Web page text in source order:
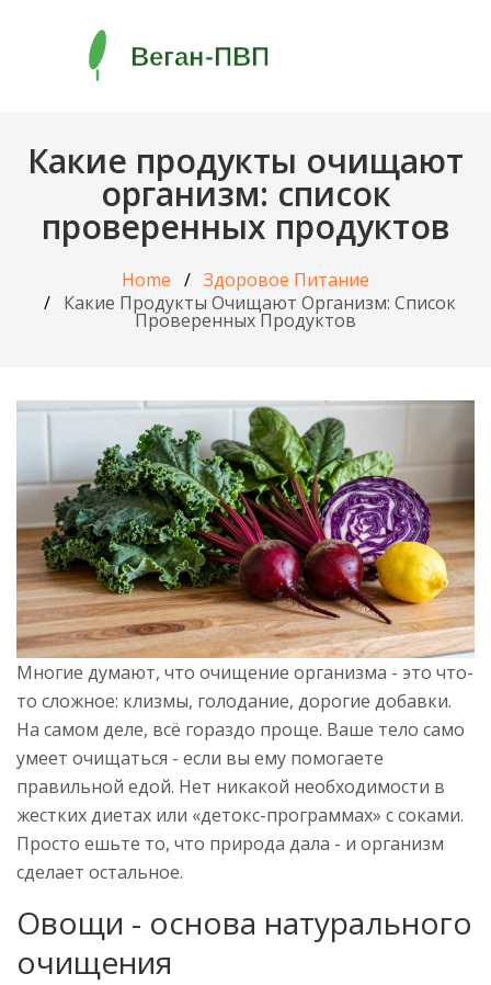
Какие продукты очищают
организм: список
проверенных продуктов
Home
Здоровое Питание
Какие Продукты Очищают Организм: Список
Проверенных Продуктов
Многие думают, что очищение организма - это что-
то сложное: клизмы, голодание, дорогие добавки.
На самом деле, всё гораздо проще. Ваше тело само
умеет очищаться - если вы ему помогаете
правильной едой. Нет никакой необходимости в
жестких диетах или «детокс-программах» с соками.
Просто ешьте то, что природа дала - и организм
сделает остальное.
Овощи - основа натурального
очищения